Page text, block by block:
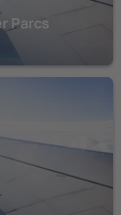
Parcs